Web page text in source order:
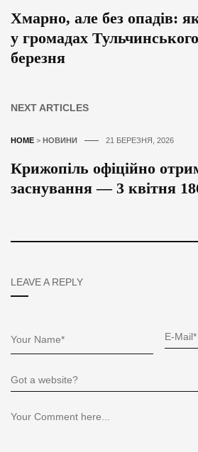
Хмарно, але без опадів:
у громадах
березня
NEXT ARTICLES
HOME > НОВИНИ 21 БЕРЕЗНЯ, 2026
Крижопіль офіційно
заснування — 3 квітня
LEAVE A REPLY